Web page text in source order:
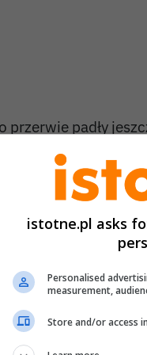
przerwie padły
Łomnicy
zdobyli:Yan Max
przed końcem
okręgowej .
w sobotę, 11
.
.
istotne.pl asks
Personalised
measurement,
Store and/or access